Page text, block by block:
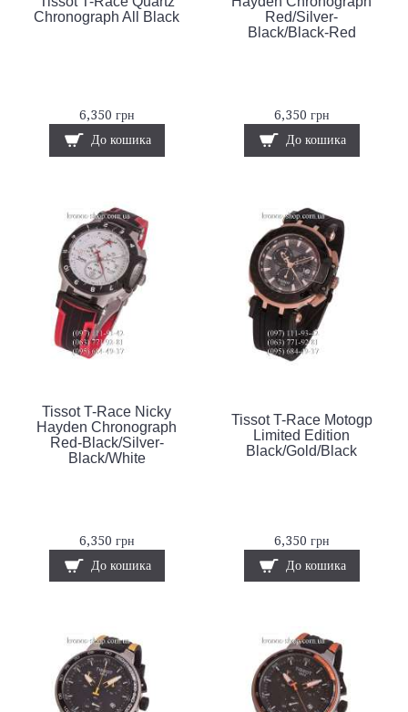
Chronograph All Black
6,350 грн
До кошика
Red/Silver-
Black/Black-Red
6,350 грн
До кошика
Tissot T-Race Nicky
Hayden Chronograph
Red-Black/Silver-
Black/White
6,350 грн
До кошика
Tissot T-Race Motogp
Limited Edition
Black/Gold/Black
6,350 грн
До кошика